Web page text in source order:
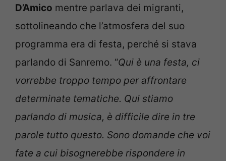
D’Amico mentre parlava dei migranti,
sottolineando che l’atmosfera del suo
programma era di festa, perché si stava
parlando di Sanremo. “Qui è una festa, ci
vorrebbe troppo tempo per affrontare
determinate tematiche. Qui stiamo
parlando di musica, è difficile dire in tre
parole tutto questo. Sono domande che voi
fate a cui bisognerebbe rispondere in